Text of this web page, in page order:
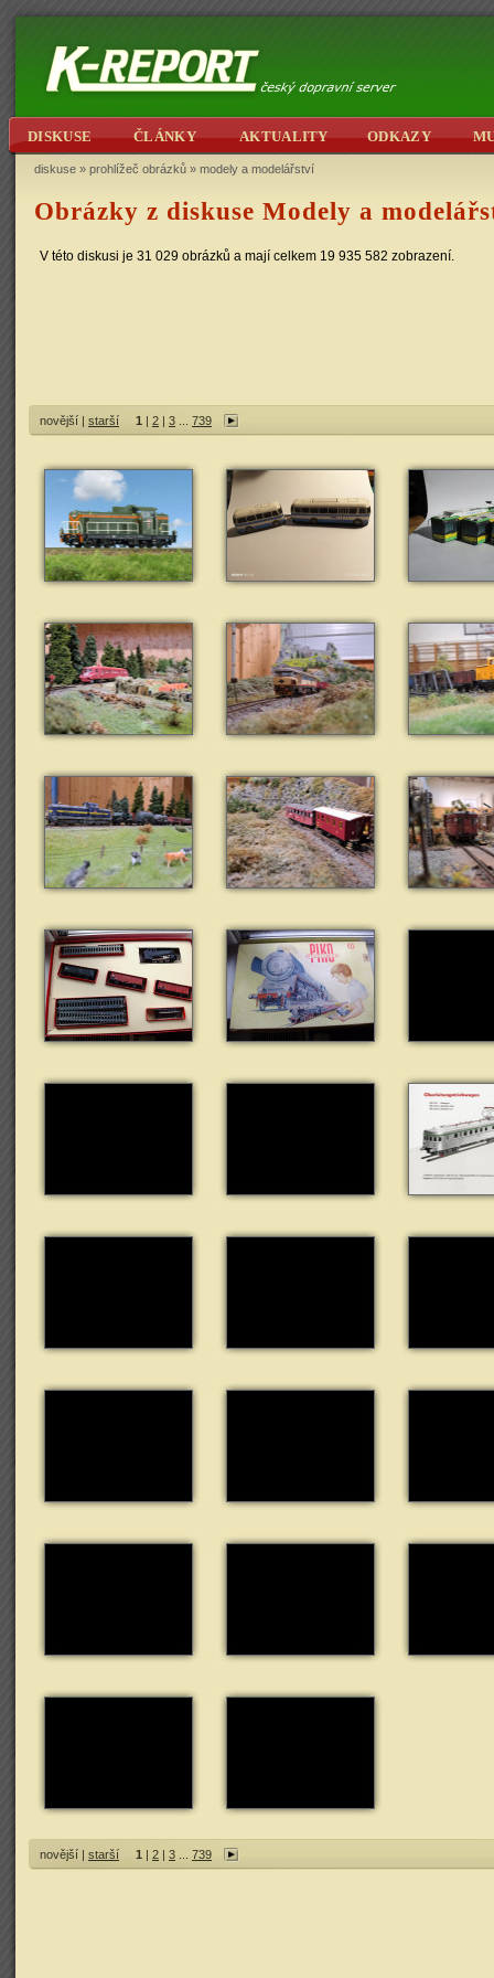
DISKUSE ČLÁNKY AKTUALITY ODKAZY
diskuse » prohlížeč obrázků » modely a modelářství
Obrázky z diskuse Modely a
V této diskusi je 31 029 obrázků a mají celkem 19 935 582 zobrazení.
novější | starší 1 | 2 | 3 739
novější | starší 1 | 2 | 3 739